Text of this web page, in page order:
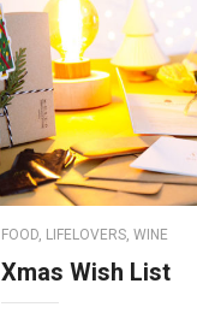
FOOD, LIFELOVERS, WINE
Xmas Wish List